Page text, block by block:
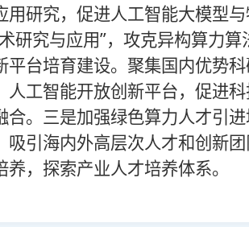
研究，促进人工智能大模型
研究与应用”，攻克异构算力
台培育建设。聚集国内优势
工智能开放创新平台，促进
。三是加强绿色算力人才引
引海内外高层次人才和创新
，探索产业人才培养体系。